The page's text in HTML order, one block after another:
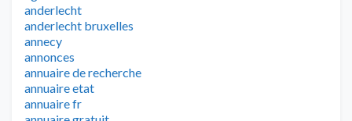
anderlecht
anderlecht bruxelles
annecy
annonces
annuaire de recherche
annuaire etat
annuaire fr